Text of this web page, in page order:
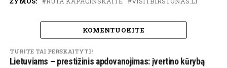
KOMENTUOKITE
TURITE TAI PERSKAITYTI!
Lietuviams – prestižinis apdovanojimas: įvertino kūrybą